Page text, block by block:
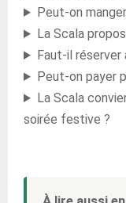
Peut-on
La Scala
Faut-il réserver
Peut-on payer
La Scala
soirée festive ?